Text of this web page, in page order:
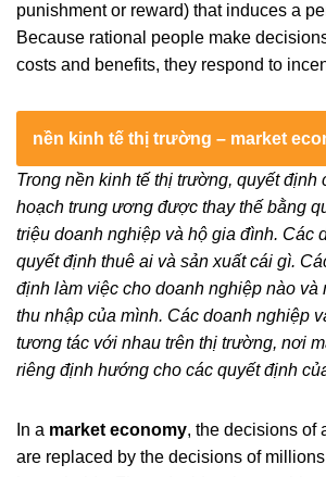
punishment or reward) that induces a
Because rational people make
costs and benefits, they respond to
nền kinh tế thị trường – market
Trong nền kinh tế thị trường, quyết định
hoạch trung ương được thay thế bằng
triệu doanh nghiệp và hộ gia đình. Các
quyết định thuê ai và sản xuất cái gì.
định làm việc cho doanh nghiệp nào và
thu nhập của mình. Các doanh nghiệp
tương tác với nhau trên thị trường, nơi
riêng định hướng cho các quyết định
In a market economy, the decisions of
are replaced by the decisions of